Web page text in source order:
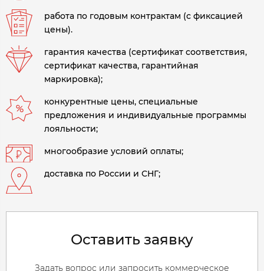
работа по годовым контрактам (с фиксацией
цены).
гарантия качества (сертификат соответствия,
сертификат качества, гарантийная
маркировка);
конкурентные цены, специальные
предложения и индивидуальные программы
лояльности;
многообразие условий оплаты;
доставка по России и СНГ;
Оставить заявку
Задать вопрос или запросить коммерческое